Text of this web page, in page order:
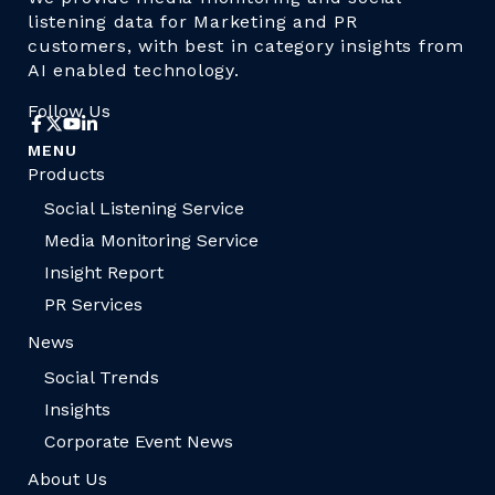
listening data for Marketing and PR
customers, with best in category insights from
AI enabled technology.
Follow Us
MENU
Products
Social Listening Service
Media Monitoring Service
Insight Report
PR Services
News
Social Trends
Insights
Corporate Event News
About Us